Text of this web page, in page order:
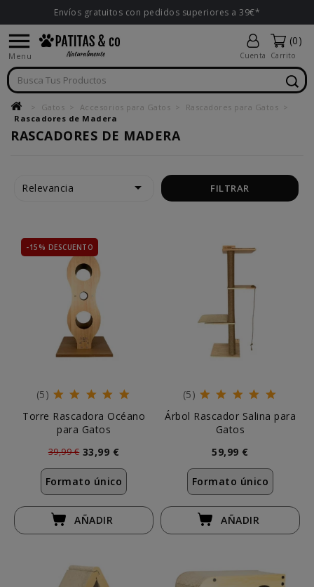
Envíos gratuitos con pedidos superiores a 39€*

Menu Cuenta
(0)
Carrito
Gatos Accesorios para Gatos
Rascadores para Gatos
Rascadores de Madera
RASCADORES DE MADERA
Relevancia  FILTRAR
-15% DESCUENTO
(5)
Torre Rascadora Océano
para Gatos
39,99 € 33,99 €
Formato único
AÑADIR
(5)
Árbol Rascador Salina para
Gatos
59,99 €
Formato único
AÑADIR